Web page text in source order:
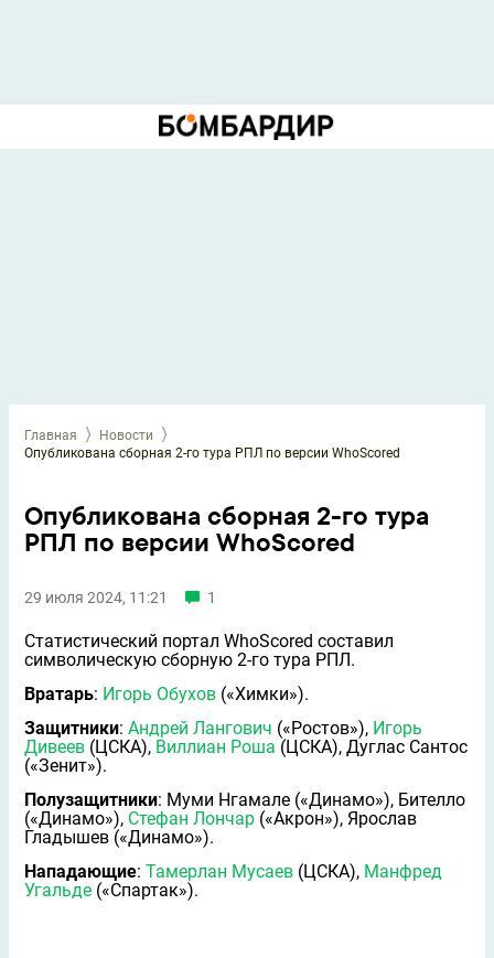
Главная
Новости
Опубликована сборная 2-го тура РПЛ по версии WhoScored
Опубликована сборная 2-го тура
РПЛ по версии WhoScored
29 июля 2024, 11:21 1
Статистический портал WhoScored составил
символическую сборную 2-го тура РПЛ.
Вратарь: Игорь Обухов («Химки»).
Защитники: Андрей Лангович («Ростов»), Игорь
Дивеев (ЦСКА), Виллиан Роша (ЦСКА), Дуглас Сантос
(«Зенит»).
Полузащитники: Муми Нгамалe («Динамо»), Бителло
(«Динамо»), Стефан Лончар («Акрон»), Ярослав
Гладышев («Динамо»).
Нападающие: Тамерлан Мусаев (ЦСКА), Манфред
Угальде («Спартак»).